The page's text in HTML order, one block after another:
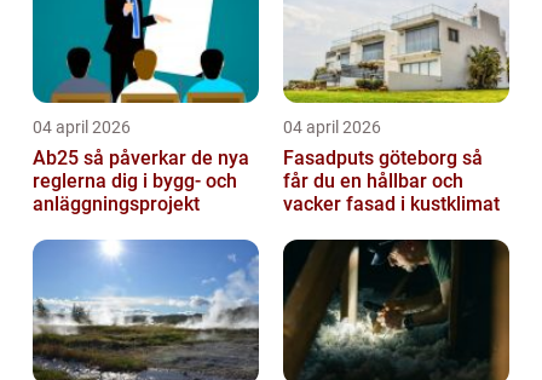
04 april 2026
Ab25 så påverkar de nya
reglerna dig i bygg- och
anläggningsprojekt
04 april 2026
Fasadputs göteborg så
får du en hållbar och
vacker fasad i kustklimat